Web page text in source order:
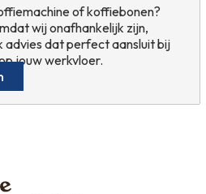
of koffiebonen?
wij onafhankelijk zijn,
advies dat perfect aansluit bij
jouw werkvloer.